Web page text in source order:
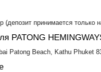
(депозит принимается только
PATONG
Patong Beach, Kathu Phuket